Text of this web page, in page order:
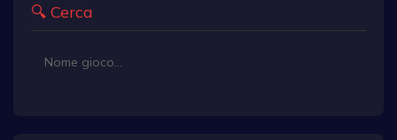
🔍 Cerca